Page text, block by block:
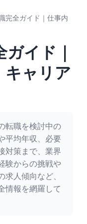
完全ガイド｜仕事内
イド｜
キャリア
転職を検討中の
平均年収、必要
対策まで、業界
験からの挑戦や
求人傾向など、
情報を網羅して